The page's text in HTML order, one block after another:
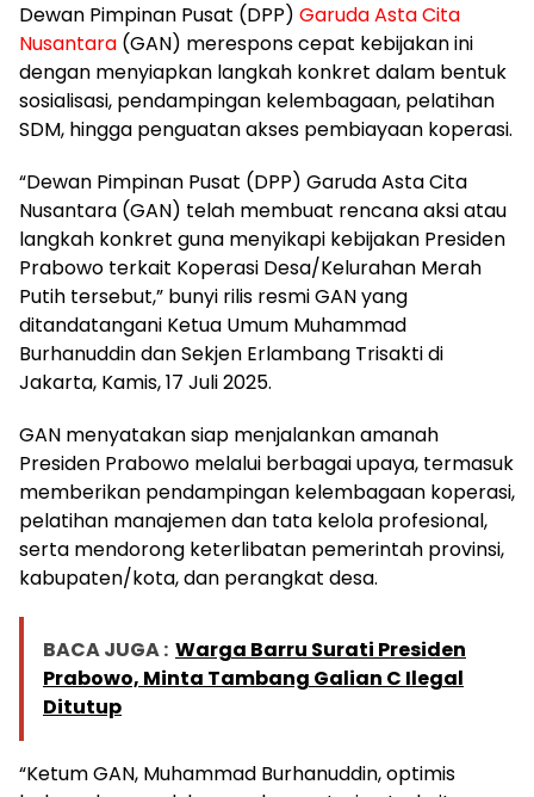
Dewan Pimpinan Pusat (DPP) Garuda Asta Cita
Nusantara (GAN) merespons cepat kebijakan ini
dengan menyiapkan langkah konkret dalam bentuk
sosialisasi, pendampingan kelembagaan, pelatihan
SDM, hingga penguatan akses pembiayaan koperasi.
“Dewan Pimpinan Pusat (DPP) Garuda Asta Cita
Nusantara (GAN) telah membuat rencana aksi atau
langkah konkret guna menyikapi kebijakan Presiden
Prabowo terkait Koperasi Desa/Kelurahan Merah
Putih tersebut,” bunyi rilis resmi GAN yang
ditandatangani Ketua Umum Muhammad
Burhanuddin dan Sekjen Erlambang Trisakti di
Jakarta, Kamis, 17 Juli 2025.
GAN menyatakan siap menjalankan amanah
Presiden Prabowo melalui berbagai upaya, termasuk
memberikan pendampingan kelembagaan koperasi,
pelatihan manajemen dan tata kelola profesional,
serta mendorong keterlibatan pemerintah provinsi,
kabupaten/kota, dan perangkat desa.
BACA JUGA : Warga Barru Surati Presiden
Prabowo, Minta Tambang Galian C Ilegal
Ditutup
“Ketum GAN, Muhammad Burhanuddin, optimis